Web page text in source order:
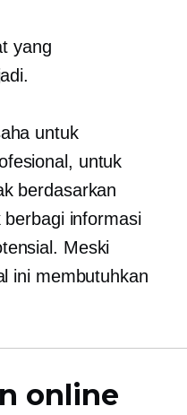
yang
untuk
untuk
berdasarkan
informasi
Meski
ini membutuhkan
online